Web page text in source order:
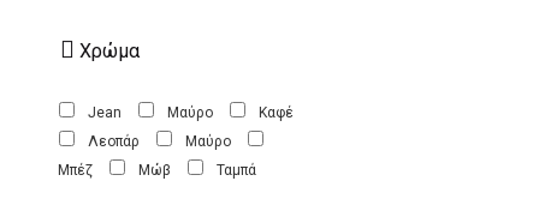
Χρώμα
Jean Mαύρο
Καφέ
Λεοπάρ
Μαύρο
Μπέζ
Μώβ Ταμπά